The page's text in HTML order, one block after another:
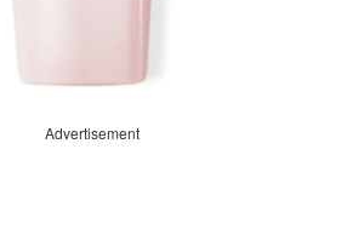
Advertisement